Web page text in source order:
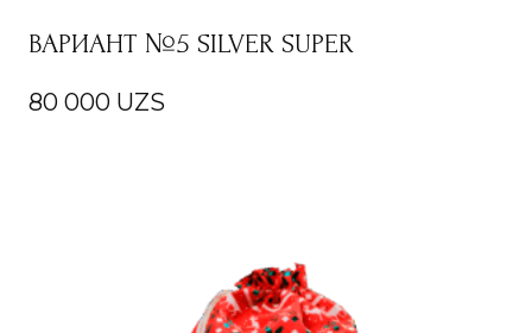
ВАРИАНТ №5 SILVER SUPER
80 000 UZS